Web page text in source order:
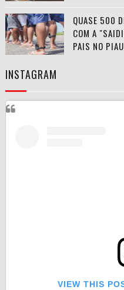
QUASE 500
COM A
PAIS NO
INSTAGRAM
VIEW THIS